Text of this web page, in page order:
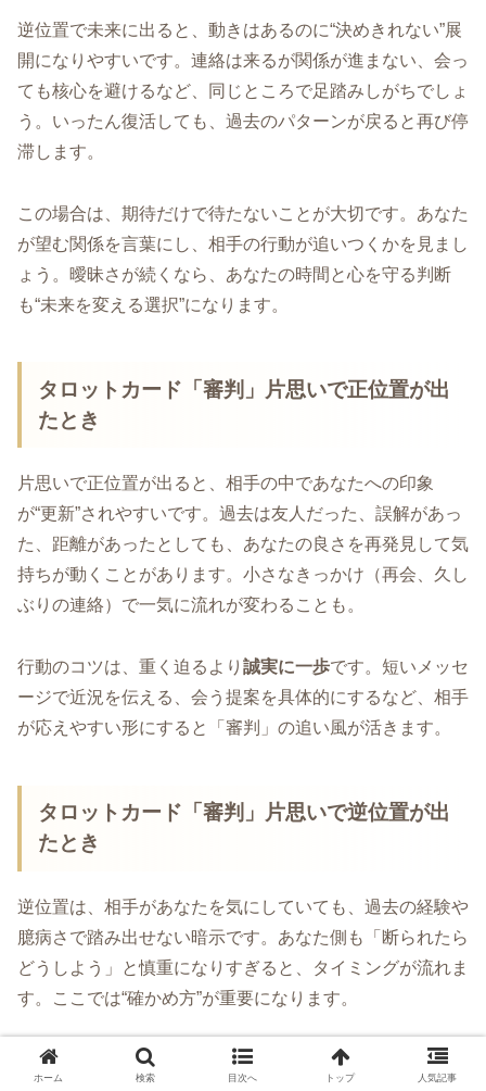
逆位置で未来に出ると、動きはあるのに“決めきれない”展
開になりやすいです。連絡は来るが関係が進まない、会っ
ても核心を避けるなど、同じところで足踏みしがちでしょ
う。いったん復活しても、過去のパターンが戻ると再び停
滞します。
この場合は、期待だけで待たないことが大切です。あなた
が望む関係を言葉にし、相手の行動が追いつくかを見まし
ょう。曖昧さが続くなら、あなたの時間と心を守る判断
も“未来を変える選択”になります。
タロットカード「審判」片思いで正位置が出
たとき
片思いで正位置が出ると、相手の中であなたへの印象
が“更新”されやすいです。過去は友人だった、誤解があっ
た、距離があったとしても、あなたの良さを再発見して気
持ちが動くことがあります。小さなきっかけ（再会、久し
ぶりの連絡）で一気に流れが変わることも。
行動のコツは、重く迫るより 誠実に一歩です。短いメッセ
ージで近況を伝える、会う提案を具体的にするなど、相手
が応えやすい形にすると「審判」の追い風が活きます。
タロットカード「審判」片思いで逆位置が出
たとき
逆位置は、相手があなたを気にしていても、過去の経験や
臆病さで踏み出せない暗示です。あなた側も「断られたら
どうしよう」と慎重になりすぎると、タイミングが流れま
す。ここでは“確かめ方”が重要になります。
おすすめは、軽い接点を増やして反応を見ることです。返
ホーム 検索 目次へ トップ 人気記事